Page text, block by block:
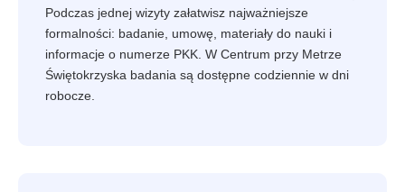
Podczas jednej wizyty załatwisz najważniejsze
formalności: badanie, umowę, materiały do nauki i
informacje o numerze PKK. W Centrum przy Metrze
Świętokrzyska badania są dostępne codziennie w dni
robocze.